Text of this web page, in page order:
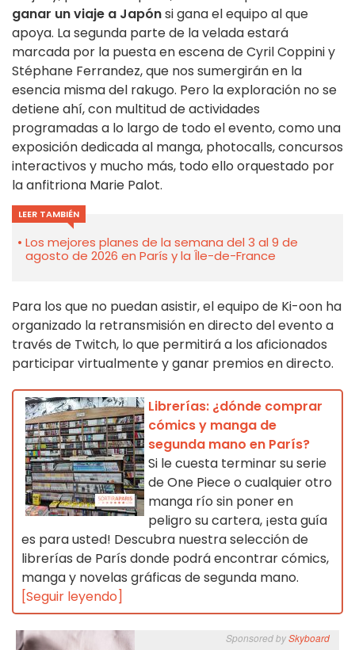
ganar un viaje a Japónsi gana el equipo al que
apoya. La segunda parte de la velada estará
marcada por la puesta en escena de Cyril Coppini y
Stéphane Ferrandez, que nos sumergirán en la
esencia misma del rakugo. Pero la exploración no se
detiene ahí, con multitud de actividades
programadas a lo largo de todo el evento, como una
exposición dedicada al manga, photocalls, concursos
interactivos y mucho más, todo ello orquestado por
la anfitriona Marie Palot.
LEER TAMBIÉN
Los mejores planes de la semana del 3 al 9 de
agosto de 2026 en París y la Île-de-France
Para los que no puedan asistir, el equipo de Ki-oon ha
organizado la retransmisión en directo del evento a
través de Twitch, lo que permitirá a los aficionados
participar virtualmente y ganar premios en directo.
Librerías: ¿dónde comprar
cómics y manga de
segunda mano en París?
Si le cuesta terminar su serie
de One Piece o cualquier otro
manga río sin poner en
peligro su cartera, ¡esta guía
es para usted! Descubra nuestra selección de
librerías de París donde podrá encontrar cómics,
manga y novelas gráficas de segunda mano.
[Seguir leyendo]